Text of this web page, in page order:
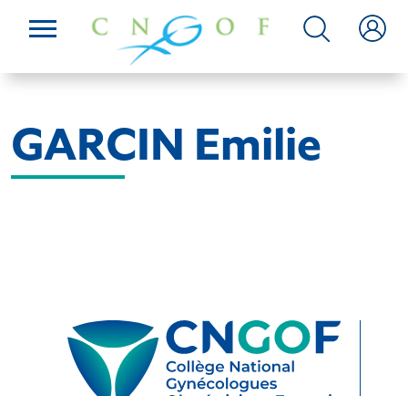
GARCIN Emilie